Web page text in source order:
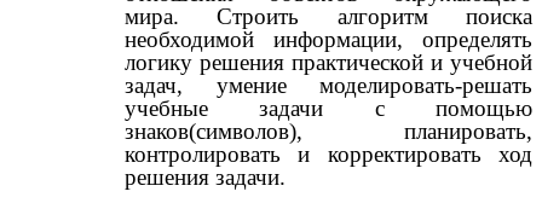
мира. Строить алгоритм поиска
необходимой информации, определять
логику решения практической и учебной
задач, умение моделировать-решать
учебные задачи с помощью
знаков(символов), планировать,
контролировать и корректировать ход
решения задачи.